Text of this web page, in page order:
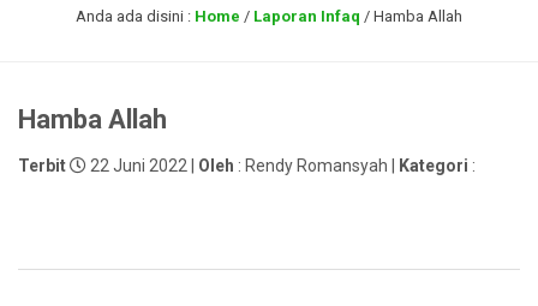
Anda ada disini : Home / Laporan Infaq / Hamba Allah
Hamba Allah
Terbit 22 Juni 2022 | Oleh : Rendy Romansyah | Kategori :